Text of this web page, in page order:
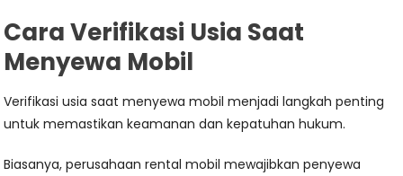
Cara Verifikasi Usia Saat
Menyewa Mobil
Verifikasi usia saat menyewa mobil menjadi langkah penting
untuk memastikan keamanan dan kepatuhan hukum.
Biasanya, perusahaan rental mobil mewajibkan penyewa